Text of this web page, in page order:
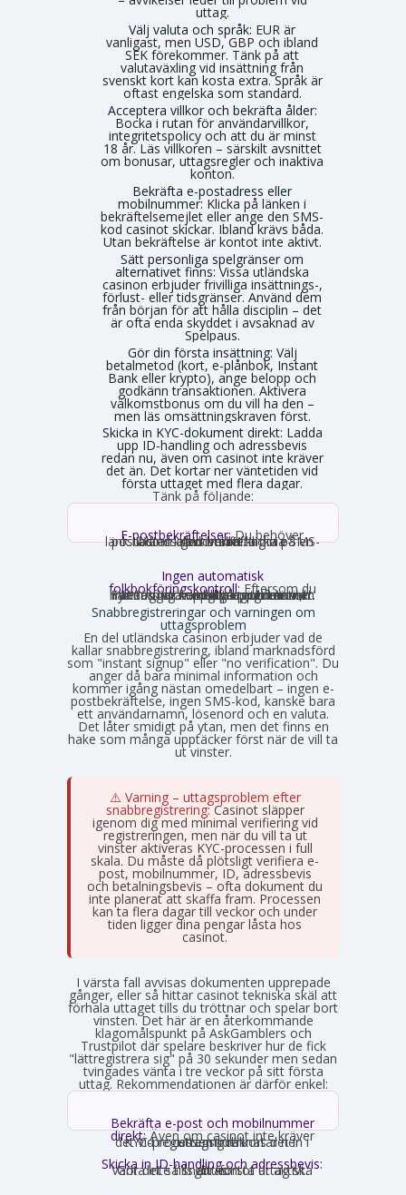
uttag.
Välj valuta och språk: EUR är
vanligast, men USD, GBP och ibland
SEK förekommer. Tänk på att
valutaväxling vid insättning från
svenskt kort kan kosta extra. Språk är
oftast engelska som standard.
Acceptera villkor och bekräfta ålder:
Bocka i rutan för användarvillkor,
integritetspolicy och att du är minst
18 år. Läs villkoren – särskilt avsnittet
om bonusar, uttagsregler och inaktiva
konton.
Bekräfta e-postadress eller
mobilnummer: Klicka på länken i
bekräftelsemejlet eller ange den SMS-
kod casinot skickar. Ibland krävs båda.
Utan bekräftelse är kontot inte aktivt.
Sätt personliga spelgränser om
alternativet finns: Vissa utländska
casinon erbjuder frivilliga insättnings-,
förlust- eller tidsgränser. Använd dem
från början för att hålla disciplin – det
är ofta enda skyddet i avsaknad av
Spelpaus.
Gör din första insättning: Välj
betalmetod (kort, e-plånbok, Instant
Bank eller krypto), ange belopp och
godkänn transaktionen. Aktivera
välkomstbonus om du vill ha den –
men läs omsättningskraven först.
Skicka in KYC-dokument direkt: Ladda
upp ID-handling och adressbevis
redan nu, även om casinot inte kräver
det än. Det kortar ner väntetiden vid
första uttaget med flera dagar.
Tänk på följande:
E-postbekräftelser:Du behöver
nästan alltid bekräfta din e-postadress genom att klicka på en länk. Ibland krävs verifiering via SMS-kod istället.
Ingen automatisk
folkbokföringskontroll:Eftersom du
inte loggar in med personnummer hämtas inga uppgifter automatiskt. Fyll därför i korrekta uppgifter som stämmer med din legitimation, annars stöter du på problem vid uttag.
Snabbregistreringar och varningen om
uttagsproblem
En del utländska casinon erbjuder vad de
kallar snabbregistrering, ibland marknadsförd
som "instant signup" eller "no verification". Du
anger då bara minimal information och
kommer igång nästan omedelbart – ingen e-
postbekräftelse, ingen SMS-kod, kanske bara
ett användarnamn, lösenord och en valuta.
Det låter smidigt på ytan, men det finns en
hake som många upptäcker först när de vill ta
ut vinster.
⚠️ Varning – uttagsproblem efter
snabbregistrering:Casinot släpper
igenom dig med minimal verifiering vid
registreringen, men när du vill ta ut
vinster aktiveras KYC-processen i full
skala. Du måste då plötsligt verifiera e-
post, mobilnummer, ID, adressbevis
och betalningsbevis – ofta dokument du
inte planerat att skaffa fram. Processen
kan ta flera dagar till veckor och under
tiden ligger dina pengar låsta hos
casinot.
I värsta fall avvisas dokumenten upprepade
gånger, eller så hittar casinot tekniska skäl att
förhala uttaget tills du tröttnar och spelar bort
vinsten. Det här är en återkommande
klagomålspunkt på AskGamblers och
Trustpilot där spelare beskriver hur de fick
"lättregistrera sig" på 30 sekunder men sedan
tvingades vänta i tre veckor på sitt första
uttag. Rekommendationen är därför enkel:
Bekräfta e-post och mobilnummer
direkt:Även om casinot inte kräver
det vid registrering räknas det in i KYC-processen och kortar ner uttagstiden.
Skicka in ID-handling och adressbevis:
Gör det så snart kontot är aktivt. Vänta inte tills ditt första uttag ska göras.